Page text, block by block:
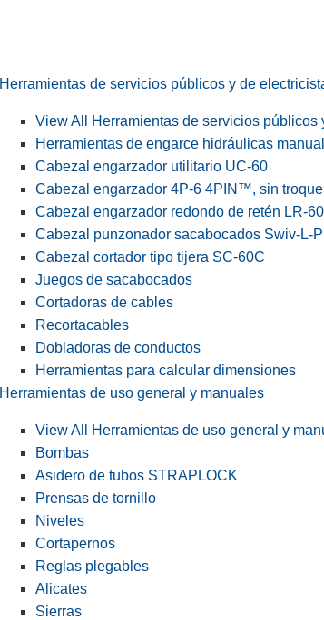
Herramientas de servicios públicos y de
View All Herramientas de servicios públicos
Herramientas de engarce hidráulicas
Cabezal engarzador utilitario UC-60
Cabezal engarzador 4P-6 4PIN™, sin troquel
Cabezal engarzador redondo de retén LR-
Cabezal punzonador sacabocados Swiv-L-
Cabezal cortador tipo tijera SC-60C
Juegos de sacabocados
Cortadoras de cables
Recortacables
Dobladoras de conductos
Herramientas para calcular dimensiones
Herramientas de uso general y manuales
View All Herramientas de uso general y
Bombas
Asidero de tubos STRAPLOCK
Prensas de tornillo
Niveles
Cortapernos
Reglas plegables
Alicates
Sierras